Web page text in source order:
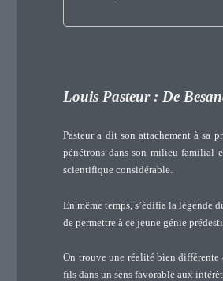
Louis Pasteur : De
Pasteur a dit son attachement à sa
pénétrons dans son milieu familial
scientifique considérable.
En même temps, s’édifia la légende
de permettre à ce jeune génie
On trouve une réalité bien différente
fils dans un sens favorable aux